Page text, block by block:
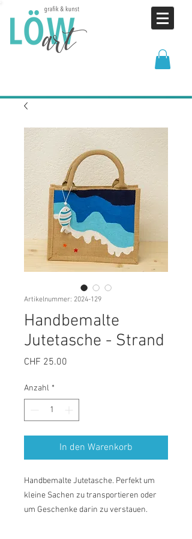
Artikelnummer: 2024-129
Handbemalte
Jutetasche - Strand
CHF 25.00
Anzahl *
In den Warenkorb
Handbemalte Jutetasche. Perfekt um
kleine Sachen zu transportieren oder
um Geschenke darin zu verstauen.